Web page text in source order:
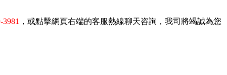
3981 ，或點擊網頁右端的客服熱線聊天咨詢，我司將竭誠為您